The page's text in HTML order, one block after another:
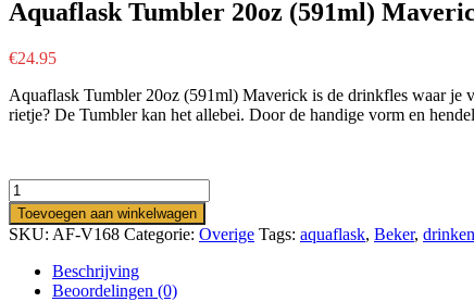
Aquaflask Tumbler 20oz (591ml)
€24.95
Aquaflask Tumbler 20oz (591ml) Maverick is de drinkfles waar
rietje? De Tumbler kan het allebei. Door de handige vorm en
Aquaflask
Tumbler
20oz
(591ml)
Maverick
Toevoegen aan winkelwagen
SKU: AF-V168 Categorie: Overige Tags: aquaflask, Beker, drinken
Beschrijving
Beoordelingen (0)